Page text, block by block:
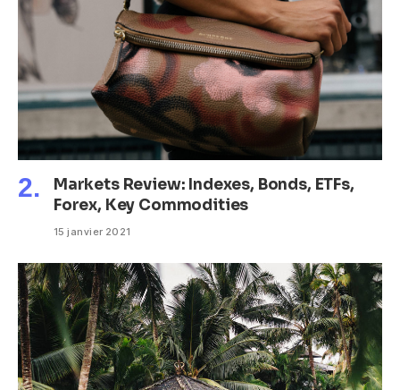
Markets Review: Indexes, Bonds, ETFs,
Forex, Key Commodities
15 janvier 2021